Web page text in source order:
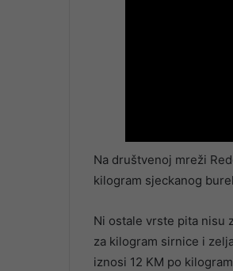
Na društvenoj mreži
kilogram sjeckanog
Ni ostale vrste pita nisu
za kilogram sirnice i
iznosi 12 KM po